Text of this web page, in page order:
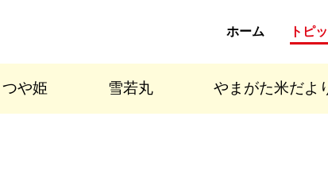
ホーム トピ
つや姫 雪若丸 やまがた米だよ